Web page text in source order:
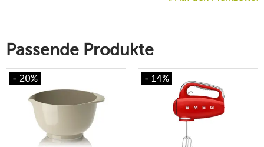
Passende Produkte
- 20% - 14%